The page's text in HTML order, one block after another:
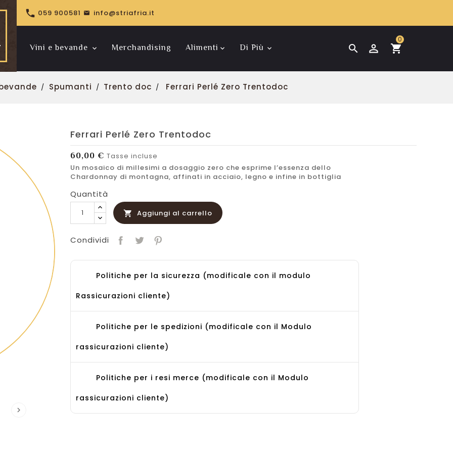
 059 900581 info@striafria.it
Vini e bevande Merchandising Alimenti Di Più
0
Spumanti Trento doc Ferrari Perlé Zero Trentodoc

Ferrari Perlé Zero Trentodoc
60,00 € Tasse incluse
Un mosaico di millesimi a dosaggio zero che esprime l’essenza dello
Chardonnay di montagna, affinati in acciaio, legno e infine in bottiglia
Quantità
 Aggiungi al carrello
Condividi
Politiche per la sicurezza (modificale con il modulo
Rassicurazioni cliente)
Politiche per le spedizioni (modificale con il Modulo
rassicurazioni cliente)
Politiche per i resi merce (modificale con il Modulo
rassicurazioni cliente)